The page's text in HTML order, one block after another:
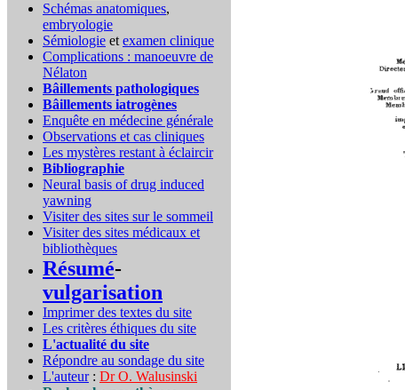
Schémas anatomiques,
embryologie
Sémiologie et examen clinique
Complications : manoeuvre de
Nélaton
Bâillements pathologiques
Bâillements iatrogènes
Enquête en médecine générale
Observations et cas cliniques
Les mystères restant à éclaircir
Bibliographie
Neural basis of drug induced
yawning
Visiter des sites sur le sommeil
Visiter des sites médicaux et
bibliothèques
Résumé-
vulgarisation
Imprimer des textes du site
Les critères éthiques du site
L'actualité du site
Répondre au sondage du site
L'auteur: Dr O. Walusinski